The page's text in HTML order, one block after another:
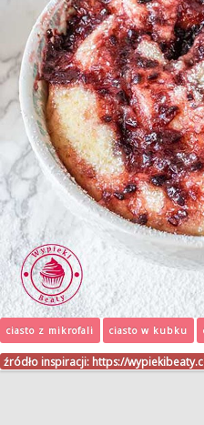
ciasto z mikrofali ciasto w kubku
źródło inspiracji: https://